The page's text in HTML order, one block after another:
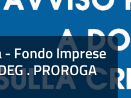
Donne e Giovani
- Fondo Imprese
. PROROGA